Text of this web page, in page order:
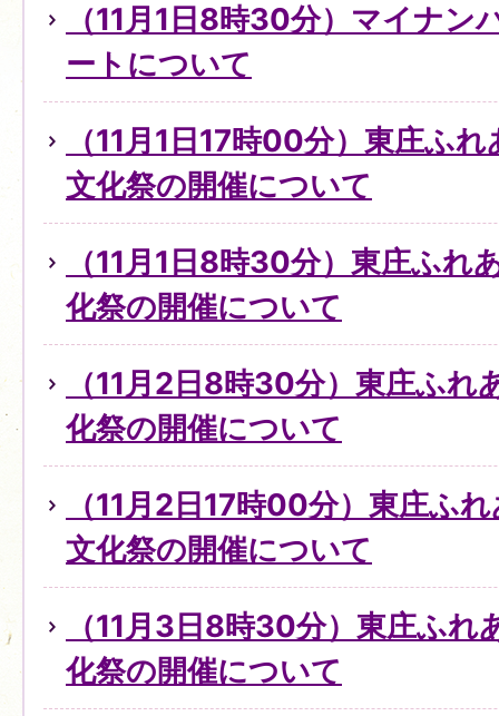
（11月1日8時30分）マイナン
ートについて
（11月1日17時00分）東庄ふ
文化祭の開催について
（11月1日8時30分）東庄ふれ
化祭の開催について
（11月2日8時30分）東庄ふれ
化祭の開催について
（11月2日17時00分）東庄ふ
文化祭の開催について
（11月3日8時30分）東庄ふれ
化祭の開催について